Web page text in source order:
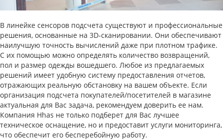
В линейке сенсоров подсчета существуют и профессиональные
решения, основанные на 3D-сканировании. Они обеспечивают
наилучшую точность вычислений даже при плотном трафике.
С их помощью можно определять количество возвращений,
пол и размер одежды вошедшего. Любое из предлагаемых
решений имеет удобную систему предоставления отчетов,
отражающих реальную обстановку на вашем объекте. Если
организация подсчета покупателей/посетителей в магазине
актуальная для Вас задача, рекомендуем доверить ее нам.
Компания Hhas не только подберет для Вас лучшее
техническое оснащение, но и предоставит услуги мониторинга,
что обеспечит его бесперебойную работу.